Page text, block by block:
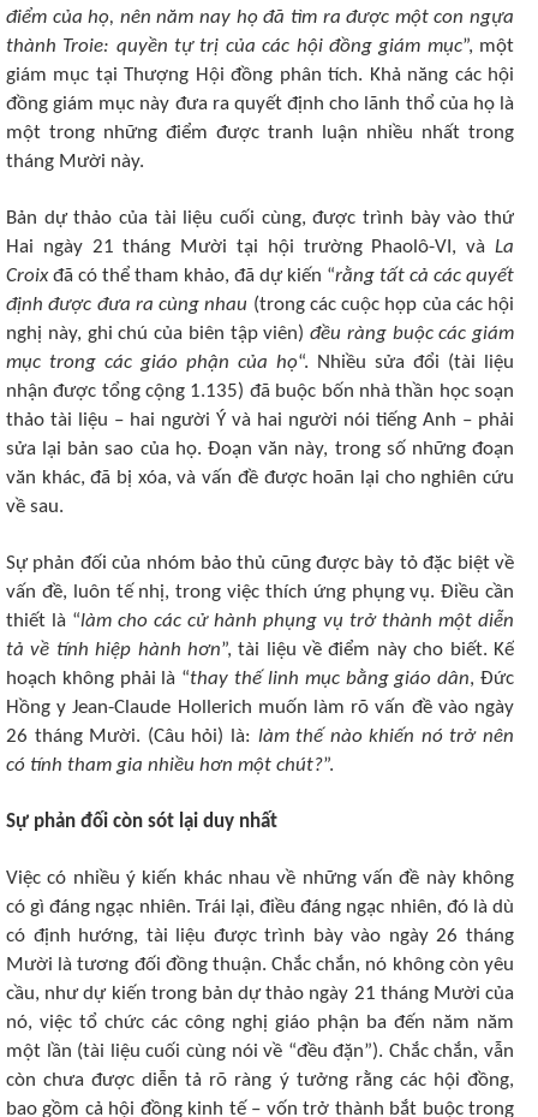
điểm của họ, nên năm nay họ đã tìm ra được một con ngựa
thành Troie: quyền tự trị của các hội đồng giám mục”, một
giám mục tại Thượng Hội đồng phân tích. Khả năng các hội
đồng giám mục này đưa ra quyết định cho lãnh thổ của họ là
một trong những điểm được tranh luận nhiều nhất trong
tháng Mười này.
Bản dự thảo của tài liệu cuối cùng, được trình bày vào thứ
Hai ngày 21 tháng Mười tại hội trường Phaolô-VI, và La
Croixđã có thể tham khảo, đã dự kiến ​​“rằng tất cả các quyết
định được đưa ra cùng nhau (trong các cuộc họp của các hội
nghị này, ghi chú của biên tập viên) đều ràng buộc các giám
mục trong các giáo phận của họ“. Nhiều sửa đổi (tài liệu
nhận được tổng cộng 1.135) đã buộc bốn nhà thần học soạn
thảo tài liệu – hai người Ý và hai người nói tiếng Anh – phải
sửa lại bản sao của họ. Đoạn văn này, trong số những đoạn
văn khác, đã bị xóa, và vấn đề được hoãn lại cho nghiên cứu
về sau.
Sự phản đối của nhóm bảo thủ cũng được bày tỏ đặc biệt về
vấn đề, luôn tế nhị, trong việc thích ứng phụng vụ. Điều cần
thiết là “làm cho các cử hành phụng vụ trở thành một diễn
tả về tính hiệp hành hơn”, tài liệu về điểm này cho biết. Kế
hoạch không phải là “thay thế linh mục bằng giáo dân, Đức
Hồng y Jean-Claude Hollerich muốn làm rõ vấn đề vào ngày
26 tháng Mười. (Câu hỏi) là: làm thế nào khiến nó trở nên
có tính tham gia nhiều hơn một chút?”.
Sự phản đối còn sót lại duy nhất
Việc có nhiều ý kiến ​​khác nhau về những vấn đề này không
có gì đáng ngạc nhiên. Trái lại, điều đáng ngạc nhiên, đó là dù
có định hướng, tài liệu được trình bày vào ngày 26 tháng
Mười là tương đối đồng thuận. Chắc chắn, nó không còn yêu
cầu, như dự kiến ​​trong bản dự thảo ngày 21 tháng Mười của
nó, việc tổ chức các công nghị giáo phận ba đến năm năm
một lần (tài liệu cuối cùng nói về “đều đặn”). Chắc chắn, vẫn
còn chưa được diễn tả rõ ràng ý tưởng rằng các hội đồng,
bao gồm cả hội đồng kinh tế – vốn trở thành bắt buộc trong